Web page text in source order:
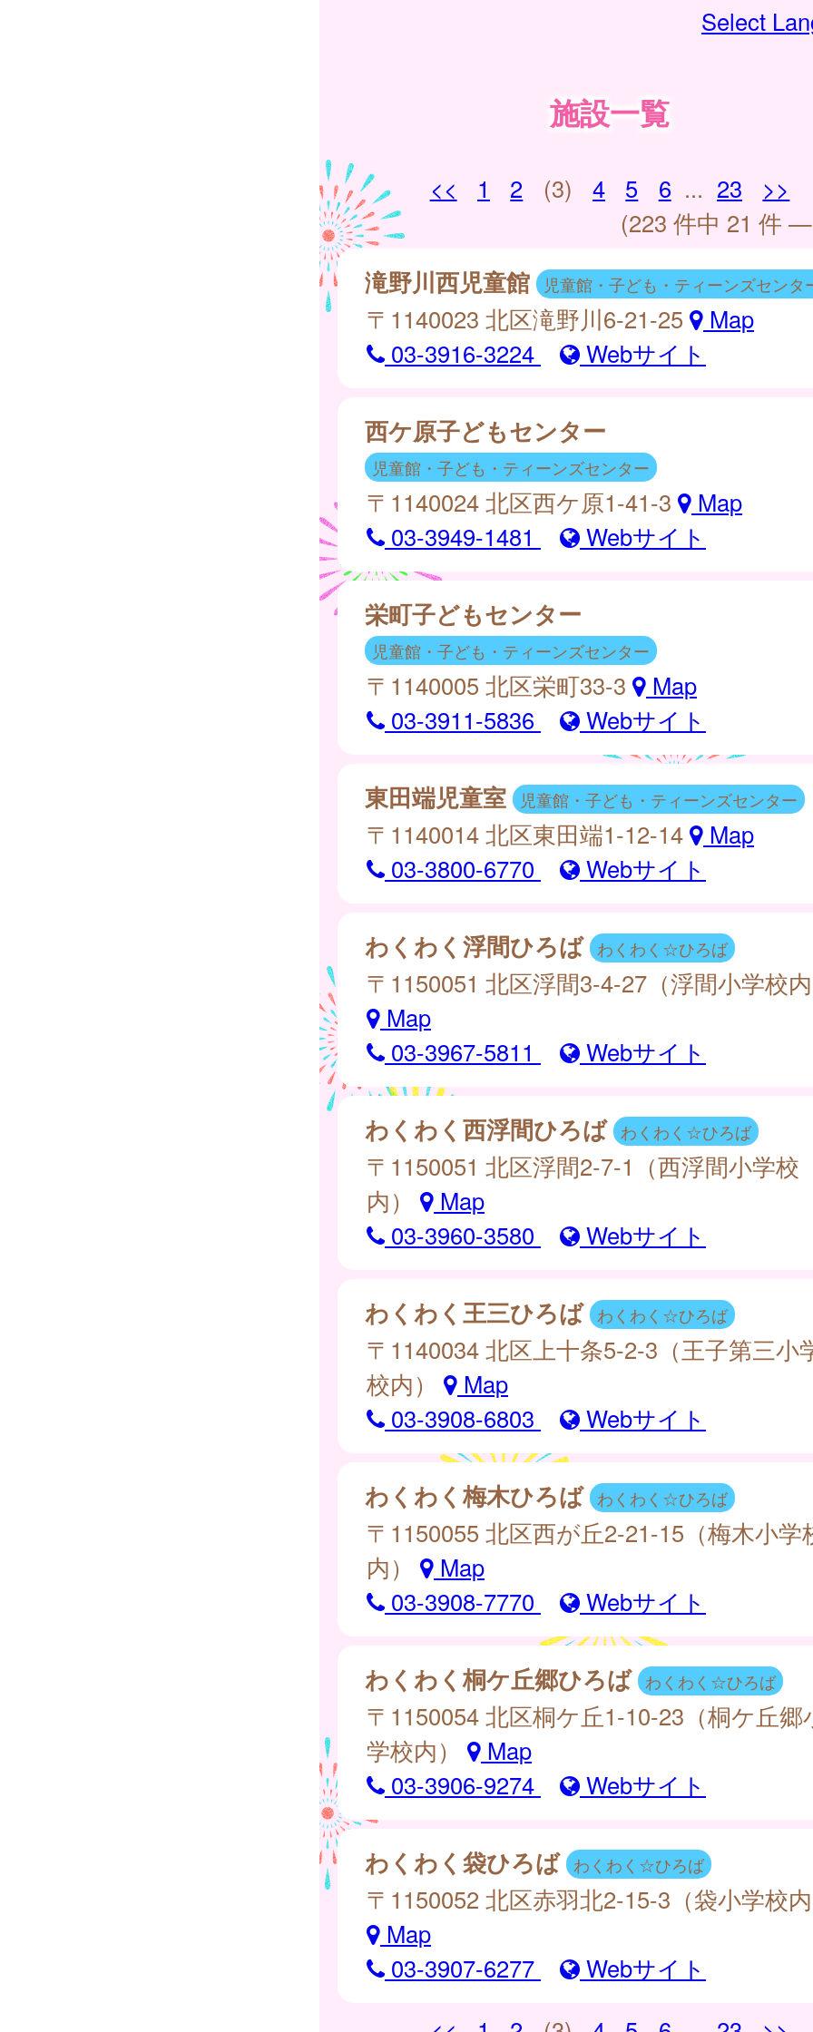
Select
施設一覧
<< 1 2 (3) 4 5 6 ... 23
>>
(223 件中 21 件
滝野川西児童館 児童館・子ども・ティーンズセンタ
〒1140023 北区滝野川6-21-25
Map
03-3916-3224
Webサイト
西ケ原子どもセンター
児童館・子ども・ティーンズセンター
〒1140024 北区西ケ原1-41-3
Map
03-3949-1481
Webサイト
栄町子どもセンター
児童館・子ども・ティーンズセンター
〒1140005 北区栄町33-3
Map
03-3911-5836
Webサイト
東田端児童室 児童館・子ども・ティーンズセンター
〒1140014 北区東田端1-12-14
Map
03-3800-6770
Webサイト
わくわく浮間ひろば わくわく☆ひろば
〒1150051 北区浮間3-4-27（浮間小学校
Map
03-3967-5811
Webサイト
わくわく西浮間ひろば わくわく☆ひろば
〒1150051 北区浮間2-7-1（西浮間小学校
内）
Map
03-3960-3580
Webサイト
わくわく王三ひろば わくわく☆ひろば
〒1140034 北区上十条5-2-3（王子第三小
校内）
Map
03-3908-6803
Webサイト
わくわく梅木ひろば わくわく☆ひろば
〒1150055 北区西が丘2-21-15（梅木小学
内）
Map
03-3908-7770
Webサイト
わくわく桐ケ丘郷ひろば わくわく☆ひろば
〒1150054 北区桐ケ丘1-10-23（桐ケ丘郷
学校内）
Map
03-3906-9274
Webサイト
わくわく袋ひろば わくわく☆ひろば
〒1150052 北区赤羽北2-15-3（袋小学校
Map
03-3907-6277
Webサイト